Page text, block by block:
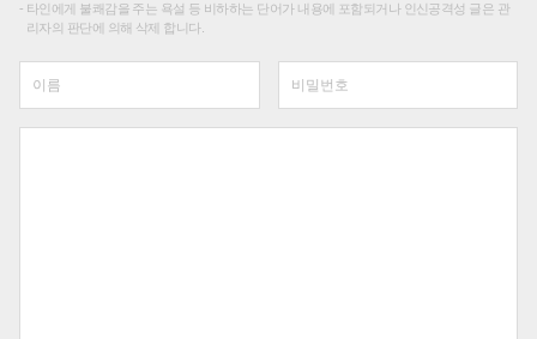
타인에게 불쾌감을 주는 욕설 등 비하하는 단어가 내용에 포함되거나 인신공격성 글은 관
리자의 판단에 의해 삭제 합니다.